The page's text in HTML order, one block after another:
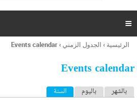
ت
ر
ل
ح

أنت
هنا
الرئيسية › الجدول الزمني ›
Events calendar
Events calendar
ا بالشهر باليوم السنة (علامة التبويب النشطة)